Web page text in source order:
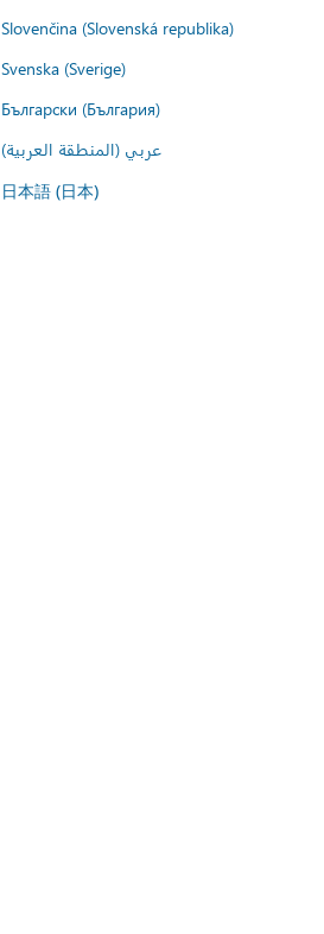
Slovenčina (Slovenská republika)
Svenska (Sverige)
Български (България)
عربي (المنطقة العربية)
日本語 (日本)